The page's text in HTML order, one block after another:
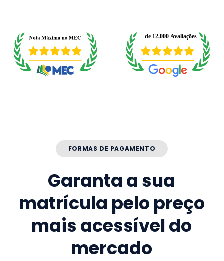
FORMAS DE PAGAMENTO
Garanta a sua
matrícula pelo preço
mais acessível do
mercado